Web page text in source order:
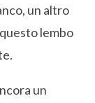
un altro
lembo
un